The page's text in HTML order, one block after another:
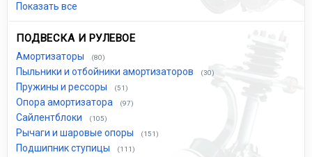
Показать все
ПОДВЕСКА И РУЛЕВОЕ
Амортизаторы (80)
Пыльники и отбойники амортизаторов (30)
Пружины и рессоры (51)
Опора амортизатора (97)
Сайлентблоки (105)
Рычаги и шаровые опоры (151)
Подшипник ступицы (111)